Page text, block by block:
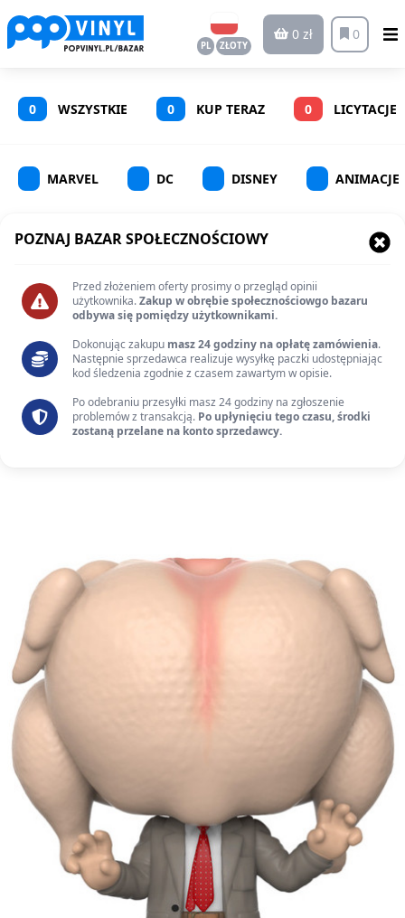
PL ZŁOTY
0 zł 0
0 WSZYSTKIE 0 KUP TERAZ 0 LICYTACJE
MARVEL DC DISNEY ANIMACJE
POZNAJ BAZAR SPOŁECZNOŚCIOWY
Przed złożeniem oferty prosimy o przegląd opinii
użytkownika.Zakup w obrębie społecznościowgo bazaru
odbywa się pomiędzy użytkownikami.
Dokonując zakupu masz 24 godziny na opłatę zamówienia.
Następnie sprzedawca realizuje wysyłkę paczki udostępniając
kod śledzenia zgodnie z czasem zawartym w opisie.
Po odebraniu przesyłki masz 24 godziny na zgłoszenie
problemów z transakcją. Po upłynięciu tego czasu, środki
zostaną przelane na konto sprzedawcy.